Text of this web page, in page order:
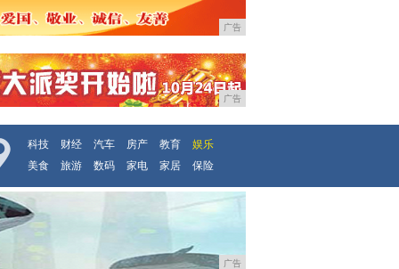
广告
广告
科技 财经 汽车 房产 教育
娱乐
美食
旅游 数码 家电 家居 保险
广告